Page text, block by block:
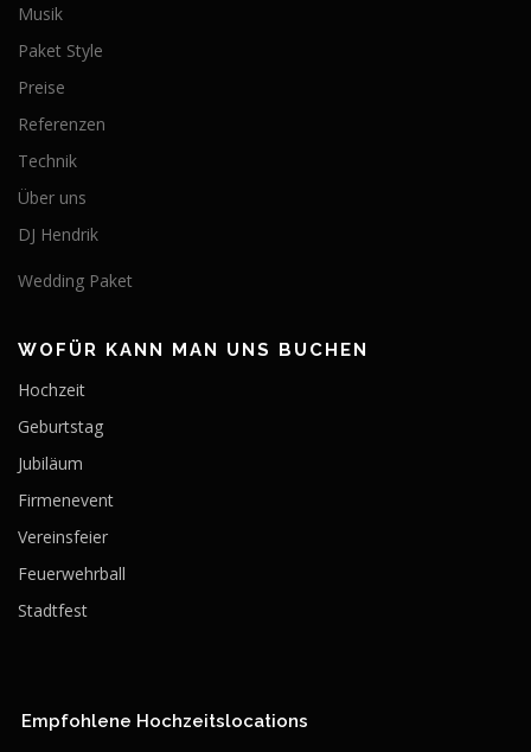
Musik
Paket Style
Preise
Referenzen
Technik
Über uns
DJ Hendrik
Wedding Paket
WOFÜR KANN MAN UNS BUCHEN
Hochzeit
Geburtstag
Jubiläum
Firmenevent
Vereinsfeier
Feuerwehrball
Stadtfest
Empfohlene Hochzeitslocations